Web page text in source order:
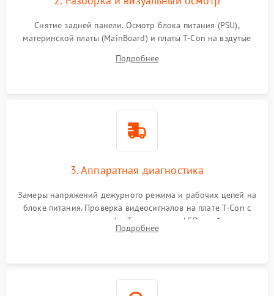
Снятие задней панели. Осмотр блока питания (PSU),
материнской платы (MainBoard) и платы T-Con на вздутые
Проверка надежности фиксации и целостности шлейфов.
Подробнее
3. Аппаратная диагностика
Замеры напряжений дежурного режима и рабочих цепей на
блоке питания. Проверка видеосигналов на плате T-Con с
помощью осциллографа. Тестирование LED-драйвера и
светодиодных планок подсветки мультиметром.
Подробнее